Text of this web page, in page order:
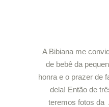
A Bibiana me
de bebê da
honra e o prazer de
dela! Então de
teremos fotos da